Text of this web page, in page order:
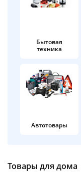
Бытовая
техника
Автотовары
Товары для дома
недели